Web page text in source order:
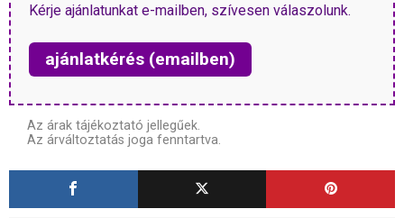
Kérje ajánlatunkat e-mailben, szívesen válaszolunk.
ajánlatkérés (emailben)
Az árak tájékoztató jellegűek.
Az árváltoztatás joga fenntartva.